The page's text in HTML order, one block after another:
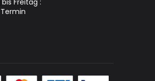
Freitag :